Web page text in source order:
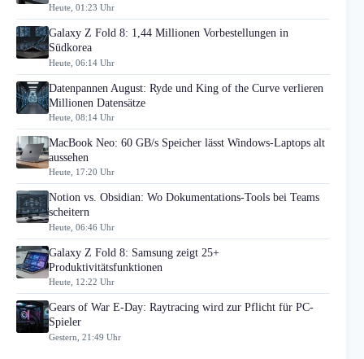
Heute, 01:23 Uhr
Galaxy Z Fold 8: 1,44 Millionen Vorbestellungen in
Südkorea
Heute, 06:14 Uhr
Datenpannen August: Ryde und King of the Curve verlieren
Millionen Datensätze
Heute, 08:14 Uhr
MacBook Neo: 60 GB/s Speicher lässt Windows-Laptops alt
aussehen
Heute, 17:20 Uhr
Notion vs. Obsidian: Wo Dokumentations-Tools bei Teams
scheitern
Heute, 06:46 Uhr
Galaxy Z Fold 8: Samsung zeigt 25+
Produktivitätsfunktionen
Heute, 12:22 Uhr
Gears of War E-Day: Raytracing wird zur Pflicht für PC-
Spieler
Gestern, 21:49 Uhr